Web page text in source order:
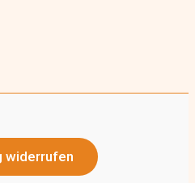
widerrufen